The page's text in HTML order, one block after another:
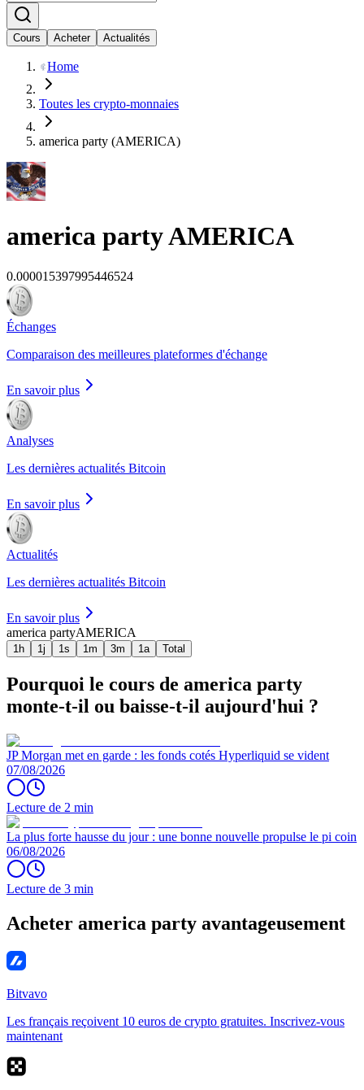
Cours Acheter Actualités
Home
Toutes les crypto-monnaies
america party (AMERICA)
america partyAMERICA
0.000015397995446524
Échanges
Comparaison des meilleures plateformes d'échange
En savoir plus
Analyses
Les dernières actualités Bitcoin
En savoir plus
Actualités
Les dernières actualités Bitcoin
En savoir plus
america partyAMERICA
1h 1j 1s 1m 3m 1a Total
Pourquoi le cours de america party
monte-t-il ou baisse-t-il aujourd'hui ?
JP Morgan met en garde : les fonds cotés Hyperliquid se vident
07/08/2026
Lecture de 2 min
La plus forte hausse du jour : une bonne nouvelle propulse le pi coin
06/08/2026
Lecture de 3 min
Acheter america party avantageusement
Bitvavo
Les français reçoivent 10 euros de crypto gratuites. Inscrivez-vous
maintenant